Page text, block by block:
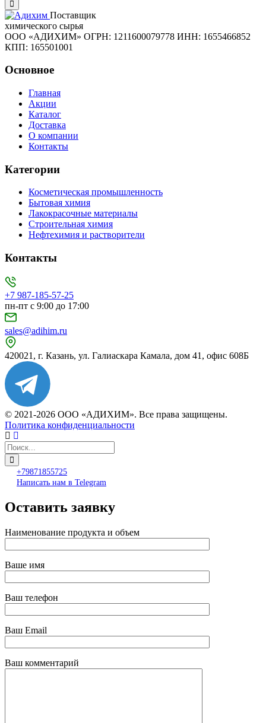
Поставщик
химического сырья
ООО «АДИХИМ» ОГРН: 1211600079778 ИНН: 1655466852
КПП: 165501001
Основное
Главная
Акции
Каталог
Доставка
О компании
Контакты
Категории
Косметическая промышленность
Бытовая химия
Лакокрасочные материалы
Строительная химия
Нефтехимия и растворители
Контакты
+7 987-185-57-25
пн-пт с 9:00 до 17:00
sales@adihim.ru
420021, г. Казань, ул. Галиаскара Камала, дом 41, офис 608Б
© 2021-2026 ООО «АДИХИМ». Все права защищены.
Политика конфиденциальности
+79871855725
Написать нам в Telegram
Оставить заявку
Наименование продукта и объем
Ваше имя
Ваш телефон
Ваш Email
Ваш комментарий